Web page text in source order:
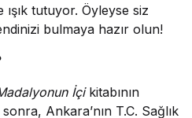
ışık tutuyor. Öyleyse siz
bulmaya hazır olun!
İçikitabının
Ankara’nın T.C. Sağlık